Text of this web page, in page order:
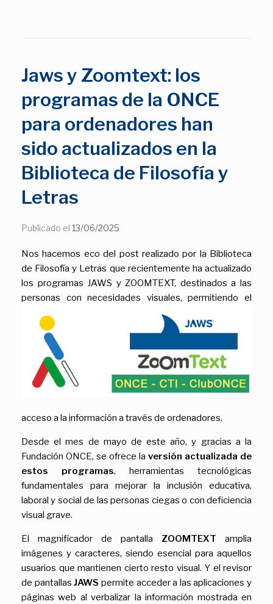
Jaws y Zoomtext: los
programas de la ONCE
para ordenadores han
sido actualizados en la
Biblioteca de Filosofía y
Letras
Publicado el 13/06/2025
Nos hacemos eco del post realizado por la Biblioteca
de Filosofía y Letras que recientemente ha actualizado
los programas JAWS y ZOOMTEXT, destinados a las
personas con necesidades visuales, permitiendo el
acceso a la información a través de ordenadores.
Desde el mes de mayo de este año, y gracias a la
Fundación ONCE, se ofrece la versión actualizada de
estos programas, herramientas tecnológicas
fundamentales para mejorar la inclusión educativa,
laboral y social de las personas ciegas o con deficiencia
visual grave.
El magnificador de pantalla ZOOMTEXT amplia
imágenes y caracteres, siendo esencial para aquellos
usuarios que mantienen cierto resto visual. Y el revisor
de pantallasJAWS permite acceder a las aplicaciones y
páginas web al verbalizar la información mostrada en